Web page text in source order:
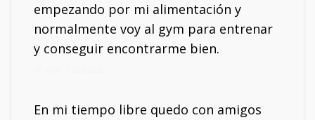
empezando por mi alimentación y
normalmente voy al gym para entrenar
y conseguir encontrarme bien.
En mi tiempo libre quedo con amigos